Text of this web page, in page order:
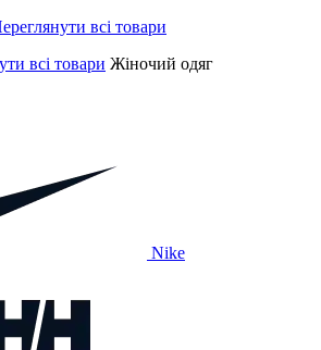
всі товари Жіночий одяг
Nike